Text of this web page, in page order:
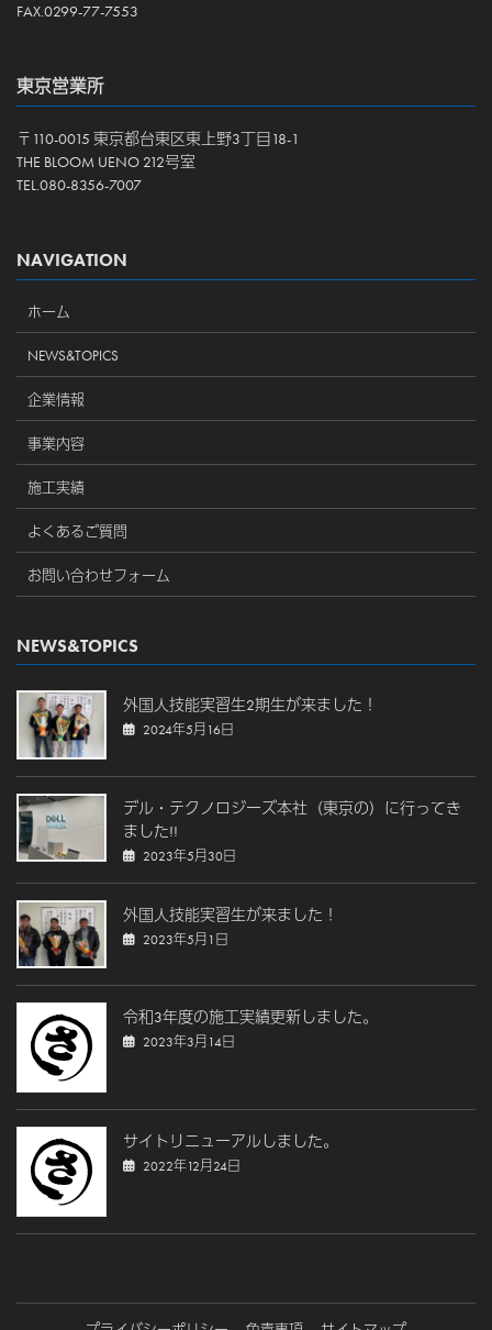
FAX.0299-77-7553
東京営業所
〒110-0015 東京都台東区東上野3丁目18-1
THE BLOOM UENO 212号室
TEL.080-8356-7007
NAVIGATION
ホーム
NEWS&TOPICS
企業情報
事業内容
施工実績
よくあるご質問
お問い合わせフォーム
NEWS&TOPICS
外国人技能実習生2期生が来ました！
2024年5月16日
デル・テクノロジーズ本社（東京の）に行ってき
ました!!
2023年5月30日
外国人技能実習生が来ました！
2023年5月1日
令和3年度の施工実績更新しました。
2023年3月14日
サイトリニューアルしました。
2022年12月24日